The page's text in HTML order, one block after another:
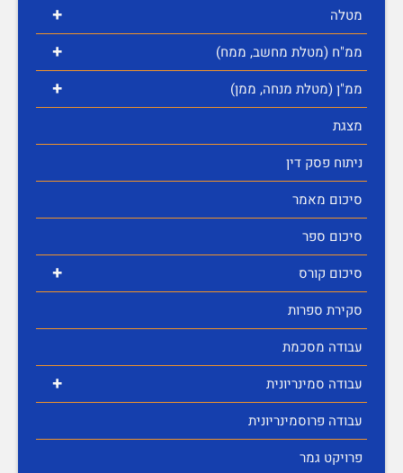
+ מטלה
+ ממ"ח (מטלת מחשב, ממח)
+
ממ"ן (מטלת מנחה, ממן)
מצגת
ניתוח פסק דין
סיכום מאמר
סיכום ספר
+
סיכום קורס
סקירת ספרות
עבודה מסכמת
+
עבודה סמינריונית
עבודה פרוסמינריונית
פרויקט גמר